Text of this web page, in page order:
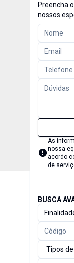
Preencha
nossos
As
nossa
acordo
de
BUSCA
Tipos